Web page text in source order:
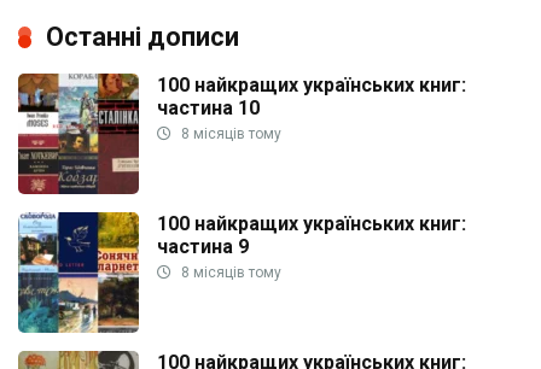
Останні дописи
100 найкращих українських книг:
частина 10
8 місяців тому
100 найкращих українських книг:
частина 9
8 місяців тому
100 найкращих українських книг: